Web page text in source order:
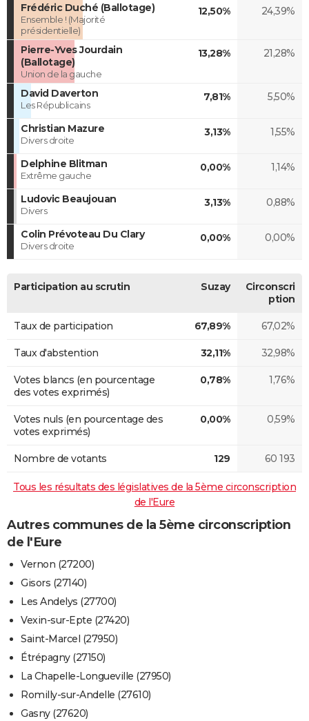
Frédéric Duché (Ballotage)
Ensemble ! (Majorité
présidentielle)
12,50% 24,39%
Pierre-Yves Jourdain
(Ballotage)
Union de la gauche
13,28% 21,28%
David Daverton
Les Républicains
7,81% 5,50%
Christian Mazure
Divers droite
3,13% 1,55%
Delphine Blitman
Extrême gauche
0,00% 1,14%
Ludovic Beaujouan
Divers
3,13% 0,88%
Colin Prévoteau Du Clary
Divers droite
0,00% 0,00%
Participation au scrutin Suzay
Circonscri
ption
Taux de participation 67,89% 67,02%
Taux d'abstention 32,11% 32,98%
Votes blancs (en pourcentage
des votes exprimés)
0,78% 1,76%
Votes nuls (en pourcentage des
votes exprimés)
0,00% 0,59%
Nombre de votants 129 60 193
Tous les résultats des législatives de la 5ème circonscription
de l'Eure
Autres communes de la 5ème circonscription
de l'Eure
Vernon (27200)
Gisors (27140)
Les Andelys (27700)
Vexin-sur-Epte (27420)
Saint-Marcel (27950)
Étrépagny (27150)
La Chapelle-Longueville (27950)
Romilly-sur-Andelle (27610)
Gasny (27620)